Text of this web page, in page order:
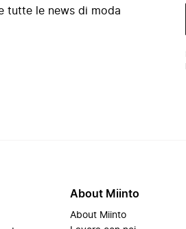
tutte le news di moda
About Miinto
About Miinto